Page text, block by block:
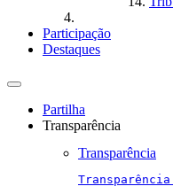
Participação
Destaques
Toggle
navigationPartilha
Transparência
Transparência